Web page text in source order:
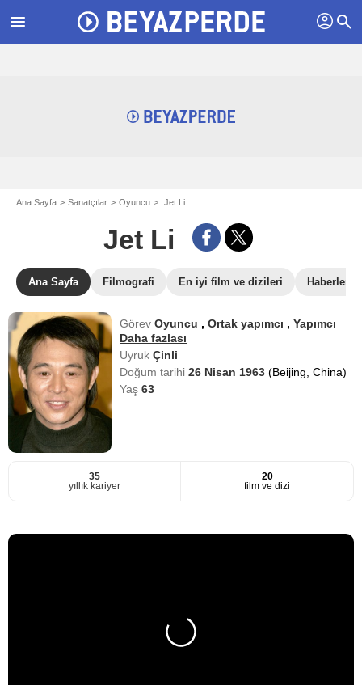
menu profil search
Ana Sayfa Sanatçılar Oyuncu Jet Li
Jet Li
Ana Sayfa Filmografi En iyi film ve dizileri Haberler
GörevOyuncu ,Ortak yapımcı ,Yapımcı
Daha fazlası
UyrukÇinli
Doğum tarihi26 Nisan 1963(Beijing, China)
Yaş63
35
yıllık kariyer
20
film ve dizi